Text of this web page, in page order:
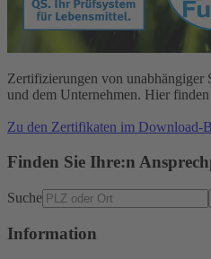
Zertifizierungen von
und dem Unternehmen. Hier
Zu den Zertifikaten im Download-
Finden Sie Ihre:n
Suche
Information